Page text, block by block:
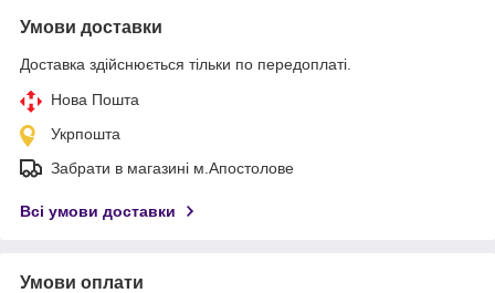
Умови доставки
Доставка здійснюється тільки по передоплаті.
Нова Пошта
Укрпошта
Забрати в магазині м.Апостолове
Всі умови доставки
Умови оплати